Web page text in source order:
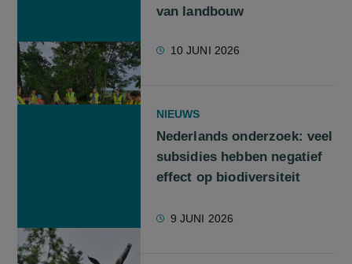
van landbouw
10 JUNI 2026
NIEUWS
Nederlands onderzoek: veel
subsidies hebben negatief
effect op biodiversiteit
9 JUNI 2026